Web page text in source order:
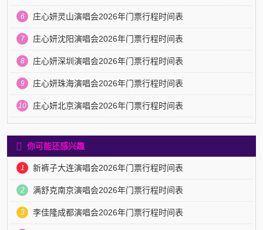
6 庄心妍灵山演唱会2026年门票行程时间表
7 庄心妍沈阳演唱会2026年门票行程时间表
8 庄心妍深圳演唱会2026年门票行程时间表
9 庄心妍珠海演唱会2026年门票行程时间表
10 庄心妍北京演唱会2026年门票行程时间表
你可能还感兴趣
1 新裤子大连演唱会2026年门票行程时间表
2 满舒克南京演唱会2026年门票行程时间表
3 李佳隆成都演唱会2026年门票行程时间表